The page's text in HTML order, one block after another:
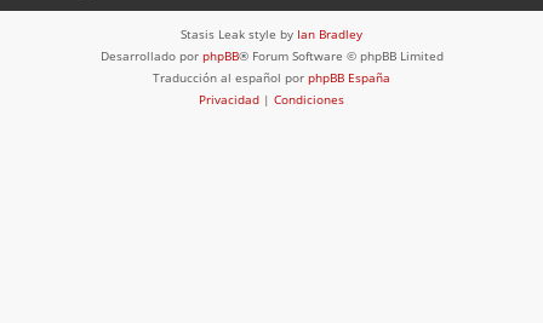
Stasis Leak style by Ian Bradley
Desarrollado por phpBB® Forum Software © phpBB Limited
Traducción al español por phpBB España
Privacidad | Condiciones